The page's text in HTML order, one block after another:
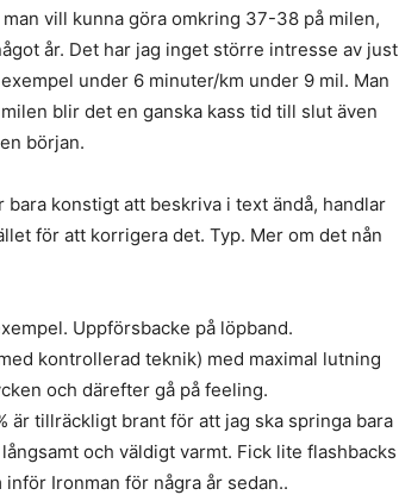
vill kunna göra omkring 37-38 på milen,
år. Det har jag inget större intresse av just
under 6 minuter/km under 9 mil. Man
blir det en ganska kass tid till slut även
början.
konstigt att beskriva i text ändå, handlar
för att korrigera det. Typ. Mer om det nån
Uppförsbacke på löpband.
kontrollerad teknik) med maximal lutning
och därefter gå på feeling.
är tillräckligt brant för att jag ska springa bara
och väldigt varmt. Fick lite flashbacks
Ironman för några år sedan..